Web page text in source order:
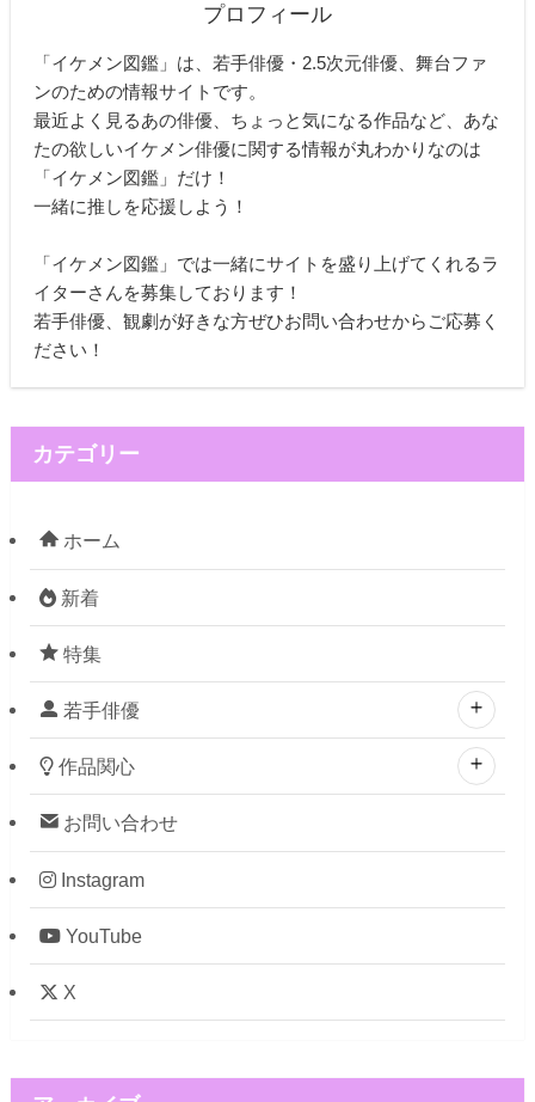
プロフィール
「イケメン図鑑」は、若手俳優・2.5次元俳優、舞台ファ
ンのための情報サイトです。
最近よく見るあの俳優、ちょっと気になる作品など、あな
たの欲しいイケメン俳優に関する情報が丸わかりなのは
「イケメン図鑑」だけ！
一緒に推しを応援しよう！
「イケメン図鑑」では一緒にサイトを盛り上げてくれるラ
イターさんを募集しております！
若手俳優、観劇が好きな方ぜひお問い合わせからご応募く
ださい！
カテゴリー
ホーム
新着
特集
若手俳優
作品関心
お問い合わせ
Instagram
YouTube
X